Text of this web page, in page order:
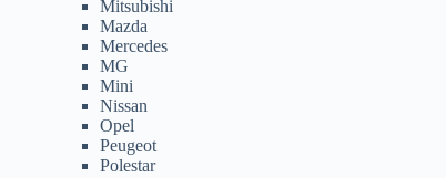
Mitsubishi
Mazda
Mercedes
MG
Mini
Nissan
Opel
Peugeot
Polestar